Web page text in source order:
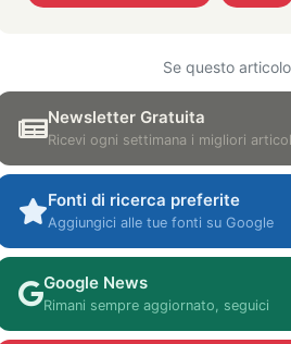
Se questo
Newsletter Gratuita
Ricevi ogni settimana i migliori
Fonti di ricerca preferite
Aggiungici alle tue fonti su Google
Google News
Rimani sempre aggiornato, seguici